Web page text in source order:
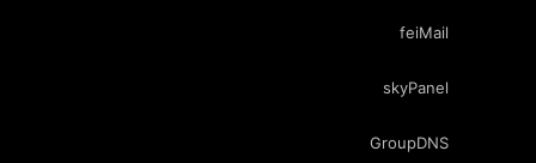
feiMail
skyPanel
GroupDNS